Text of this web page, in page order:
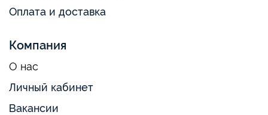
Оплата и доставка
Компания
О нас
Личный кабинет
Вакансии